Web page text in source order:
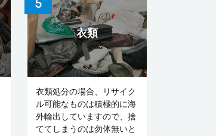
衣類
衣類処分の場合、リサイク
ル可能なものは積極的に海
外輸出していますので、捨
ててしまうのは勿体無いと